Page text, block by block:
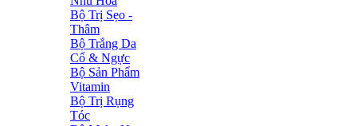
Bộ Trị Sẹo -
Thâm
Bộ Trắng Da
Cổ & Ngực
Bộ Sản Phẩm
Vitamin
Bộ Trị Rụng
Tóc